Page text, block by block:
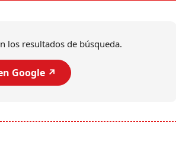
los resultados de búsqueda.
Google ↗️